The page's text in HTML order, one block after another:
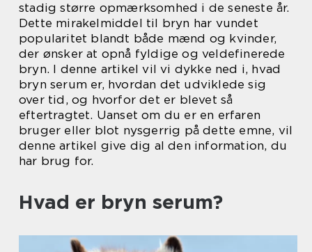
stadig større opmærksomhed i de seneste år.
Dette mirakelmiddel til bryn har vundet
popularitet blandt både mænd og kvinder,
der ønsker at opnå fyldige og veldefinerede
bryn. I denne artikel vil vi dykke ned i, hvad
bryn serum er, hvordan det udviklede sig
over tid, og hvorfor det er blevet så
eftertragtet. Uanset om du er en erfaren
bruger eller blot nysgerrig på dette emne, vil
denne artikel give dig al den information, du
har brug for.
Hvad er bryn serum?